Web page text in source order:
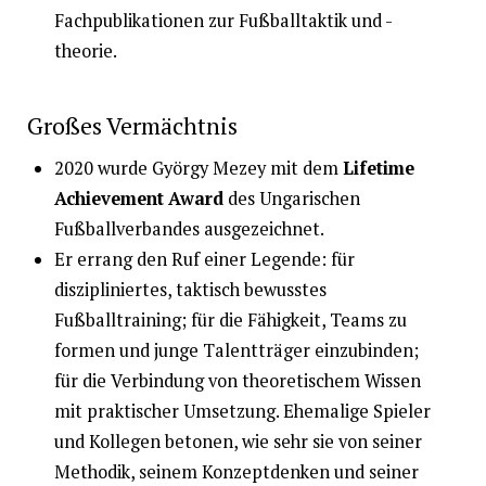
Fachpublikationen zur Fußballtaktik und -
theorie.
Großes Vermächtnis
2020 wurde György Mezey mit demLifetime
Achievement Awarddes Ungarischen
Fußballverbandes ausgezeichnet.
Er errang den Ruf einer Legende: für
diszipliniertes, taktisch bewusstes
Fußballtraining; für die Fähigkeit, Teams zu
formen und junge Talentträger einzubinden;
für die Verbindung von theoretischem Wissen
mit praktischer Umsetzung. Ehemalige Spieler
und Kollegen betonen, wie sehr sie von seiner
Methodik, seinem Konzeptdenken und seiner